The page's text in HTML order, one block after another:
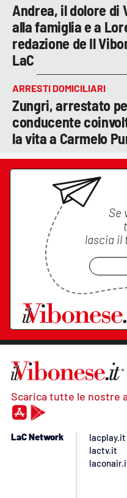
Andrea, il dolore di
alla famiglia e a
redazione de Il
LaC
ARRESTI DOMICILIARI
Zungri, arrestato
conducente
la vita a Carmelo
Se
lascia il
Scarica tutte le nostre
LaC Network
lacplay.it
lactv.it